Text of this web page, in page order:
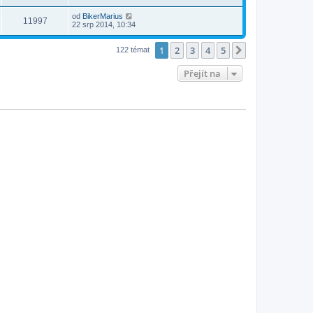
11997 od BikerMarius
22 srp 2014, 10:34
122 témat 1 2 3 4 5
Přejít na